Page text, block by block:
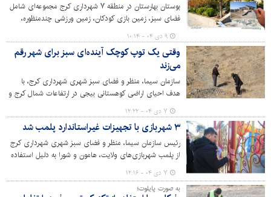
بوستان بهارستان در منطقه ۷ شهرداری کرج مجموعه‌ای شامل
فضای سبز، زمین بازی کودکان، زمین ورزشی چندمنظوره،
مسیر تندرستی، آبنما و آبشار صخره‌ای‌ست که در زمینی به
مساحت یک هکتار، و با موقعیت کوهستانی بنا شده است.
این بوستان آذرماه ۱۳۹۷ به بهره برداری رسید که نه تنها موجب
تغییر سیمای محله کم‌برخوردار شد بلکه حس سر زندگی و
نشاط را برای ساکنان آن محله به ارمغان آورده است.
۹ دی ۰۴ - ۱۰:۱۴
وقتی یک توپ کوچک آینده‌ای سبز برای شهر رقم
می‌زند
سازمان سیما، منظر و فضای سبز شهری شهرداری کرج، با
هدف احیای اراضی کوهستانی بیجی در ارتفاعات شمال کرج و
بازگرداندن تعادل اکولوژیکی منطقه، طرح پایلوت کپسول بذر یا
(Seed Ball ) را با مشارکت گروهی از فعالان و دوستداران
محیط زیست وهیئت کوهنوردی استان البرز اجرایی کرد.
۷ دی ۰۴ - ۱۲:۲۲
۳ شهربازی با تجهیزات غیراستاندارد پلمب شد
رئیس سازمان سیما، منظر و فضای سبز شهری شهرداری کرج
از پلمب شهربازی‌های ولایت، هامون و شورا به دلیل استفاده
ازتجهیزات غیراستاندارد، خبر داد.
۷ دی ۰۴ - ۱۲:۱۶
به صورت پایلوت؛